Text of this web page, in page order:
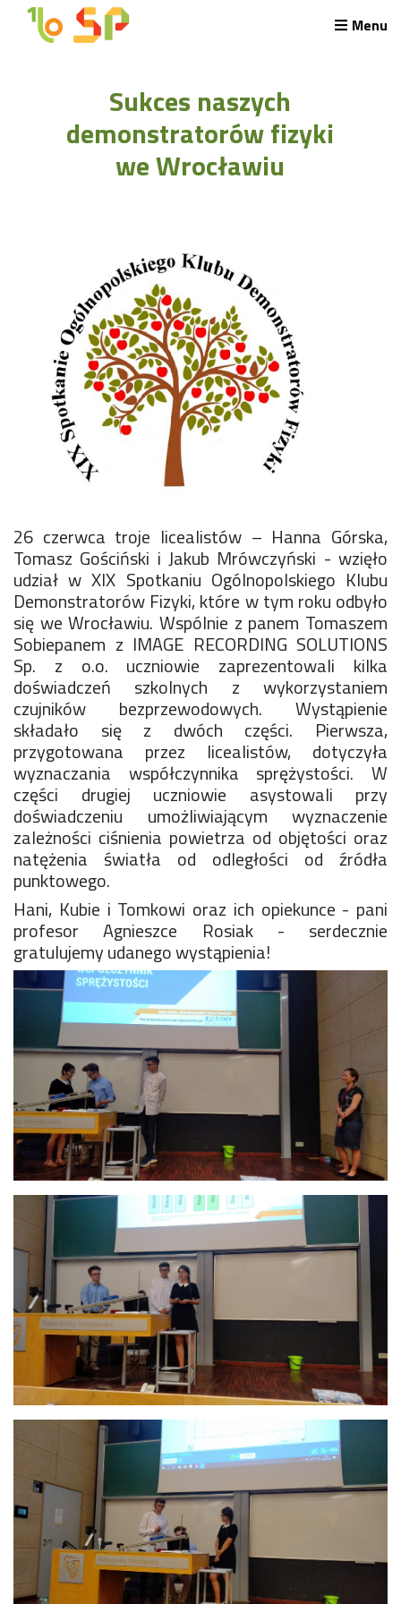
Menu
Potrzebne dokumenty
Wymagania egzaminacyjne
Archiwalna strona Szkoły
Biblioteka Szkolna
Filmy z wydarzeń szkolnych
Harmonogram pracy szkoły
Konkurs klas
Konkurs "Złota Żaba"
Kontakty zagraniczne
Przewodniczący Rady Szkoły
Szkoła zimowa
Warsztaty interdyscyplinarne
Wykaz podręczników
Zajęcia pozalekcyjne
Aplikacje szkolne
Biblioteka szkolna
Classroom
Dokumenty szkolne
Dyżury Szkolne
Dziennik elektroniczny
Obiady
Rekrutacja SP
O nas
Regulamin rekrutacji do SP
Potrzebne dokumenty
Informacja o teście z języka angielskiego
Stypendia naukowe
Plan nauczania klasa 7. i 8.
Sukces naszych
demonstratorów fizyki
we Wrocławiu
26 czerwca troje licealistów – Hanna Górska,
Tomasz Gościński i Jakub Mrówczyński - wzięło
udział w XIX Spotkaniu Ogólnopolskiego Klubu
Demonstratorów Fizyki, które w tym roku odbyło
się we Wrocławiu. Wspólnie z panem Tomaszem
Sobiepanem z IMAGE RECORDING SOLUTIONS
Sp. z o.o. uczniowie zaprezentowali kilka
doświadczeń szkolnych z wykorzystaniem
czujników bezprzewodowych. Wystąpienie
składało się z dwóch części. Pierwsza,
przygotowana przez licealistów, dotyczyła
wyznaczania współczynnika sprężystości. W
części drugiej uczniowie asystowali przy
doświadczeniu umożliwiającym wyznaczenie
zależności ciśnienia powietrza od objętości oraz
natężenia światła od odległości od źródła
punktowego.
Hani, Kubie i Tomkowi oraz ich opiekunce - pani
profesor Agnieszce Rosiak - serdecznie
gratulujemy udanego wystąpienia!